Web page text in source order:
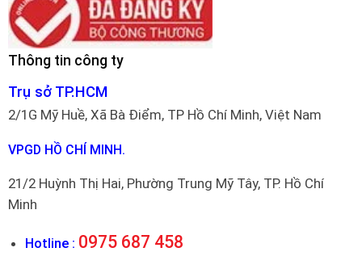
Thông tin công ty
Trụ sở TP.HCM
2/1G Mỹ Huề, Xã Bà Điểm, TP Hồ Chí Minh, Việt Nam
VPGD HỒ CHÍ MINH.
21/2 Huỳnh Thị Hai, Phường Trung Mỹ Tây, TP. Hồ Chí
Minh
Hotline : 0975 687 458